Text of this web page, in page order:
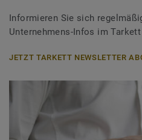
Informieren Sie sich
Unternehmens-Infos im
JETZT TARKETT NEWSLETTER